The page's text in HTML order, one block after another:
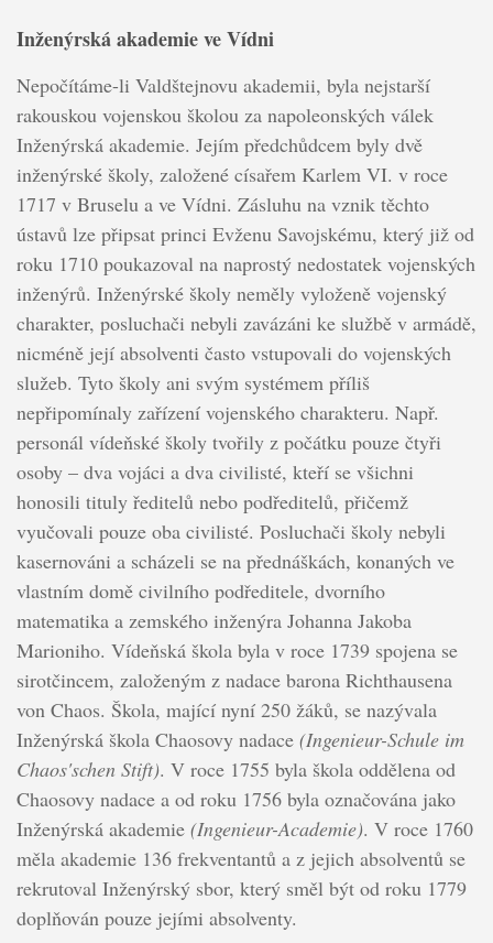
Inženýrská akademie ve Vídni
Nepočítáme-li Valdštejnovu akademii, byla nejstarší
rakouskou vojenskou školou za napoleonských válek
Inženýrská akademie. Jejím předchůdcem byly dvě
inženýrské školy, založené císařem Karlem VI. v roce
1717 v Bruselu a ve Vídni. Zásluhu na vznik těchto
ústavů lze připsat princi Evženu Savojskému, který již od
roku 1710 poukazoval na naprostý nedostatek vojenských
inženýrů. Inženýrské školy neměly vyloženě vojenský
charakter, posluchači nebyli zavázáni ke službě v armádě,
nicméně její absolventi často vstupovali do vojenských
služeb. Tyto školy ani svým systémem příliš
nepřipomínaly zařízení vojenského charakteru. Např.
personál vídeňské školy tvořily z počátku pouze čtyři
osoby – dva vojáci a dva civilisté, kteří se všichni
honosili tituly ředitelů nebo podředitelů, přičemž
vyučovali pouze oba civilisté. Posluchači školy nebyli
kasernováni a scházeli se na přednáškách, konaných ve
vlastním domě civilního podředitele, dvorního
matematika a zemského inženýra Johanna Jakoba
Marioniho. Vídeňská škola byla v roce 1739 spojena se
sirotčincem, založeným z nadace barona Richthausena
von Chaos. Škola, mající nyní 250 žáků, se nazývala
Inženýrská škola Chaosovy nadace (Ingenieur-Schule im
Chaos'schen Stift). V roce 1755 byla škola oddělena od
Chaosovy nadace a od roku 1756 byla označována jako
Inženýrská akademie (Ingenieur-Academie). V roce 1760
měla akademie 136 frekventantů a z jejich absolventů se
rekrutoval Inženýrský sbor, který směl být od roku 1779
doplňován pouze jejími absolventy.